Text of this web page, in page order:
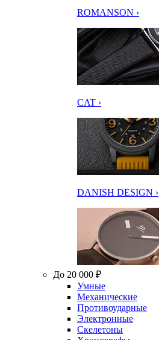
ROMANSON ›
CAT ›
DANISH DESIGN ›
До 20 000 ₽
Умные
Механические
Противоударные
Электронные
Скелетоны